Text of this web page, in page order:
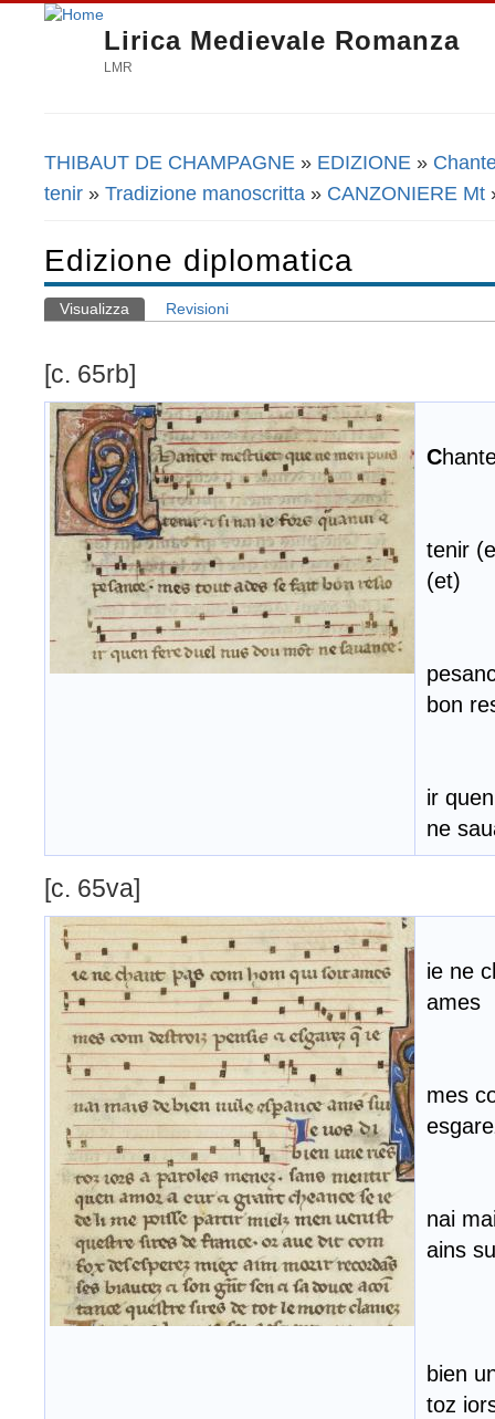
Lirica Medievale Romanza
LMR
Tu sei qui
THIBAUT DE CHAMPAGNE » EDIZIONE »
tenir » Tradizione manoscritta » CANZONIERE Mt
Edizione diplomatica
Schede primarie
Visualizza (scheda attiva)
Revisioni
[c. 65rb]
C
tenir
(et)
bon
ir
ne
[c. 65va]
ie ne
ames
mes
nai
ains
bien
toz